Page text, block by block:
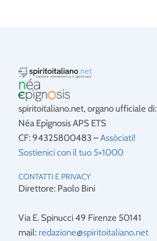
spiritoitaliano.net, organo ufficiale di:
Néa Epìgnosis APS ETS
CF: 94325800483 –Assòciati!
Sostienici con il tuo 5×1000
CONTATTI E PRIVACY
Direttore: Paolo Bini
Via E. Spinucci 49 Firenze 50141
mail: redazione@spiritoitaliano.net